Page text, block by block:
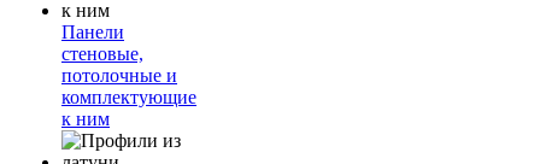
Панели
стеновые,
потолочные и
комплектующие
к ним